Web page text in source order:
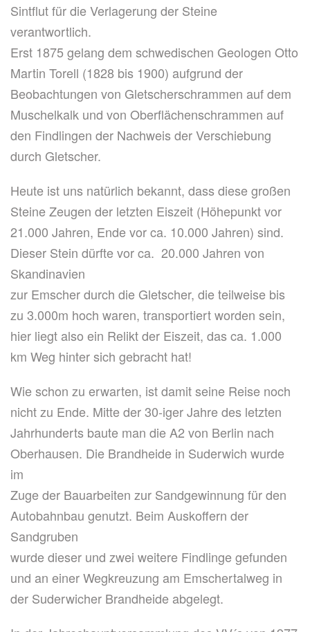
Sintflut für die Verlagerung der Steine
verantwortlich.
Erst 1875 gelang dem schwedischen Geologen Otto
Martin Torell (1828 bis 1900) aufgrund der
Beobachtungen von Gletscherschrammen auf dem
Muschelkalk und von Oberflächenschrammen auf
den Findlingen der Nachweis der Verschiebung
durch Gletscher.
Heute ist uns natürlich bekannt, dass diese großen
Steine Zeugen der letzten Eiszeit (Höhepunkt vor
21.000 Jahren, Ende vor ca. 10.000 Jahren) sind.
Dieser Stein dürfte vor ca. 20.000 Jahren von
Skandinavien
zur Emscher durch die Gletscher, die teilweise bis
zu 3.000m hoch waren, transportiert worden sein,
hier liegt also ein Relikt der Eiszeit, das ca. 1.000
km Weg hinter sich gebracht hat!
Wie schon zu erwarten, ist damit seine Reise noch
nicht zu Ende. Mitte der 30-iger Jahre des letzten
Jahrhunderts baute man die A2 von Berlin nach
Oberhausen. Die Brandheide in Suderwich wurde
im
Zuge der Bauarbeiten zur Sandgewinnung für den
Autobahnbau genutzt. Beim Auskoffern der
Sandgruben
wurde dieser und zwei weitere Findlinge gefunden
und an einer Wegkreuzung am Emschertalweg in
der Suderwicher Brandheide abgelegt.